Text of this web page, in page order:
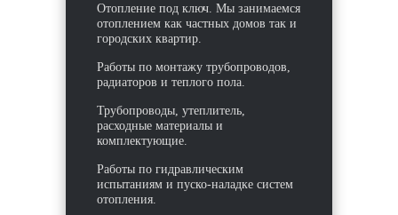
Отопление под ключ. Мы занимаемся
отоплением как частных домов так и
городских квартир.
Работы по монтажу трубопроводов,
радиаторов и теплого пола.
Трубопроводы, утеплитель,
расходные материалы и
комплектующие.
Работы по гидравлическим
испытаниям и пуско-наладке систем
отопления.